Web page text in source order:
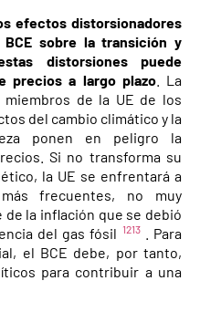
efectos distorsionadores
sobre la transición y
distorsiones puede
precios a largo plazo. La
de la UE de los
del cambio climático y la
ponen en peligro la
Si no transforma su
la UE se enfrentará a
frecuentes, no muy
la inflación que se debió
del gas fósil 1213. Para
el BCE debe, por tanto,
para contribuir a una